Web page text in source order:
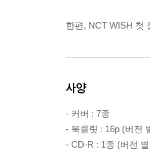
한편, NCT WISH 첫
사양
- 커버 : 7종
- 북클릿 : 16p (버전
- CD-R : 1종 (버전